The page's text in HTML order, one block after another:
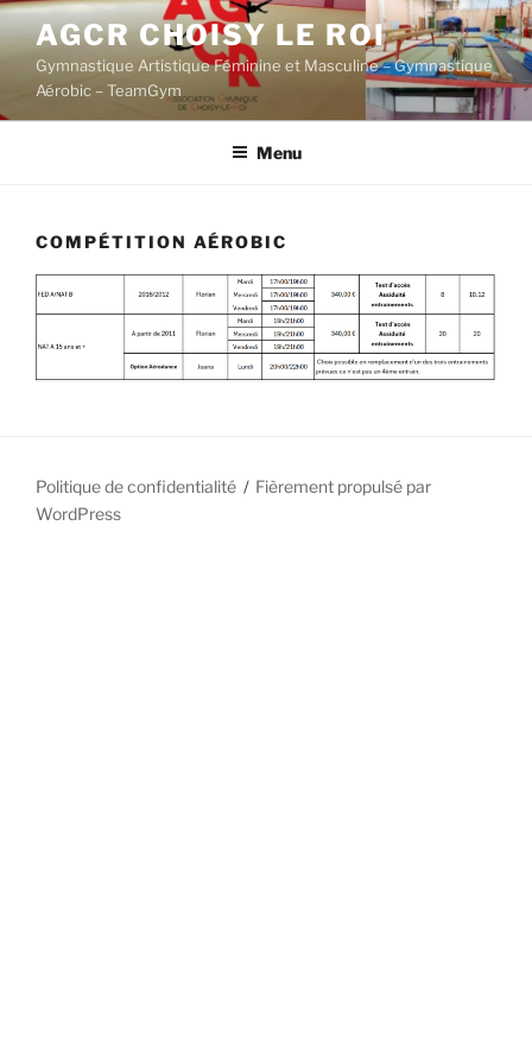
Aller
au
contenu
principal
AGCR CHOISY LE ROI
Gymnastique Artistique Féminine et Masculine – Gymnastique
Aérobic – TeamGym
Menu
COMPÉTITION AÉROBIC
Politique de confidentialité
Fièrement propulsé par
WordPress